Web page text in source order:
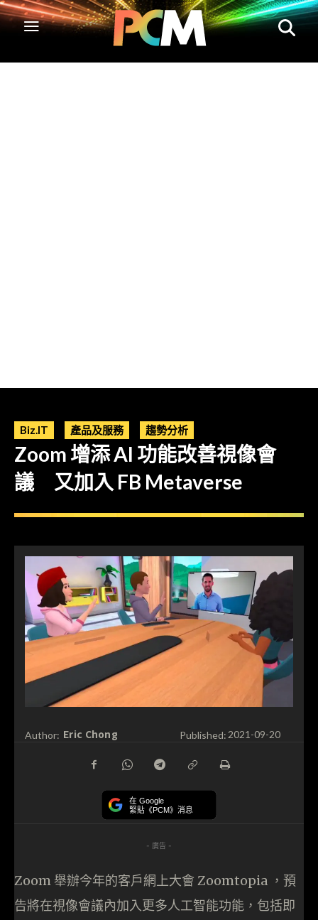
Biz.IT 產品及服務 趨勢分析
Zoom 增添 AI 功能改善視像會
議 又加入 FB Metaverse
Author: Eric Chong Published:2021-09-20
在 Google
緊貼《PCM》消息
- 廣告 -
Zoom 舉辦今年的客戶網上大會 Zoomtopia ，預
告將在視像會議內加入更多人工智能功能，包括即